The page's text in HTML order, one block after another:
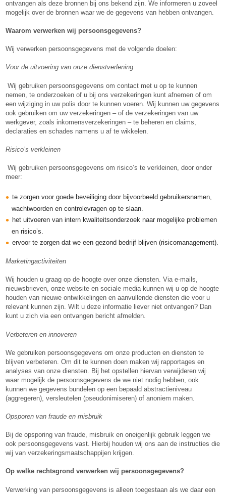
ontvangen als deze bronnen bij ons bekend zijn. We informeren u zoveel
mogelijk over de bronnen waar we de gegevens van hebben ontvangen.
Waarom verwerken wij persoonsgegevens?
Wij verwerken persoonsgegevens met de volgende doelen:
Voor de uitvoering van onze dienstverlening
Wij gebruiken persoonsgegevens om contact met u op te kunnen
nemen, te onderzoeken of u bij ons verzekeringen kunt afnemen of om
een wijziging in uw polis door te kunnen voeren. Wij kunnen uw gegevens
ook gebruiken om uw verzekeringen – of de verzekeringen van uw
werkgever, zoals inkomensverzekeringen – te beheren en claims,
declaraties en schades namens u af te wikkelen.
Risico’s verkleinen
Wij gebruiken persoonsgegevens om risico’s te verkleinen, door onder
meer:
te zorgen voor goede beveiliging door bijvoorbeeld gebruikersnamen,
wachtwoorden en controlevragen op te slaan.
het uitvoeren van intern kwaliteitsonderzoek naar mogelijke problemen
en risico’s.
ervoor te zorgen dat we een gezond bedrijf blijven (risicomanagement).
Marketingactiviteiten
Wij houden u graag op de hoogte over onze diensten. Via e-mails,
nieuwsbrieven, onze website en sociale media kunnen wij u op de hoogte
houden van nieuwe ontwikkelingen en aanvullende diensten die voor u
relevant kunnen zijn. Wilt u deze informatie liever niet ontvangen? Dan
kunt u zich via een ontvangen bericht afmelden.
Verbeteren en innoveren
We gebruiken persoonsgegevens om onze producten en diensten te
blijven verbeteren. Om dit te kunnen doen maken wij rapportages en
analyses van onze diensten. Bij het opstellen hiervan verwijderen wij
waar mogelijk de persoonsgegevens de we niet nodig hebben, ook
kunnen we gegevens bundelen op een bepaald abstractieniveau
(aggregeren), versleutelen (pseudonimiseren) of anoniem maken.
Opsporen van fraude en misbruik
Bij de opsporing van fraude, misbruik en oneigenlijk gebruik leggen we
ook persoonsgegevens vast. Hierbij houden wij ons aan de instructies die
wij van verzekeringsmaatschappijen krijgen.
Op welke rechtsgrond verwerken wij persoonsgegevens?
Verwerking van persoonsgegevens is alleen toegestaan als we daar een